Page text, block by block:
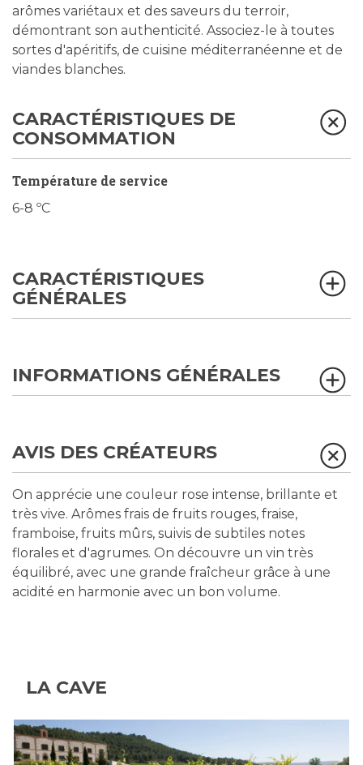
arômes variétaux et des saveurs du terroir,
démontrant son authenticité. Associez-le à toutes
sortes d'apéritifs, de cuisine méditerranéenne et de
viandes blanches.
CARACTÉRISTIQUES DE
CONSOMMATION
Température de service
6-8 ºC
CARACTÉRISTIQUES
GÉNÉRALES
INFORMATIONS GÉNÉRALES
AVIS DES CRÉATEURS
On apprécie une couleur rose intense, brillante et
très vive. Arômes frais de fruits rouges, fraise,
framboise, fruits mûrs, suivis de subtiles notes
florales et d'agrumes. On découvre un vin très
équilibré, avec une grande fraîcheur grâce à une
acidité en harmonie avec un bon volume.
LA CAVE